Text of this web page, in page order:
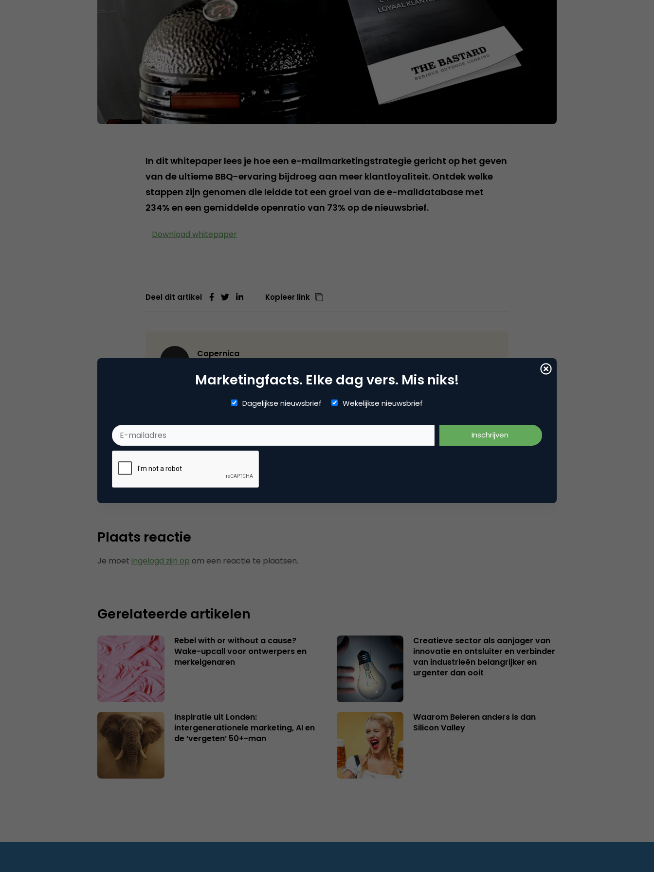
In dit whitepaper lees je hoe een e-mailmarketingstrategie gericht op het geven
van de ultieme BBQ-ervaring bijdroeg aan meer klantloyaliteit. Ontdek welke
stappen zijn genomen die leidde tot een groei van de e-maildatabase met
234% en een gemiddelde openratio van 73% op de nieuwsbrief.
Download whitepaper
Deel dit artikel Kopieer link
Copernica
Copernica is marketing-software met functionaliteiten voor e-mailmarketing, websites,
mobile en geautomatiseerde campagnes. Dagelijks maken meer dan 5.000 marketeers
Plaats reactie
Je moet ingelogd zijn op om een reactie te plaatsen.
Gerelateerde artikelen
Rebel with or without a cause?
Wake-upcall voor ontwerpers en
merkeigenaren
Creatieve sector als aanjager van
innovatie en ontsluiter en verbinder
van industrieën belangrijker en
urgenter dan ooit
Inspiratie uit Londen:
intergenerationele marketing, AI en
de ‘vergeten’ 50+-man
Waarom Beieren anders is dan
Silicon Valley
Marketingfacts. Elke dag vers. Mis niks!
Dagelijkse nieuwsbrief Wekelijkse nieuwsbrief